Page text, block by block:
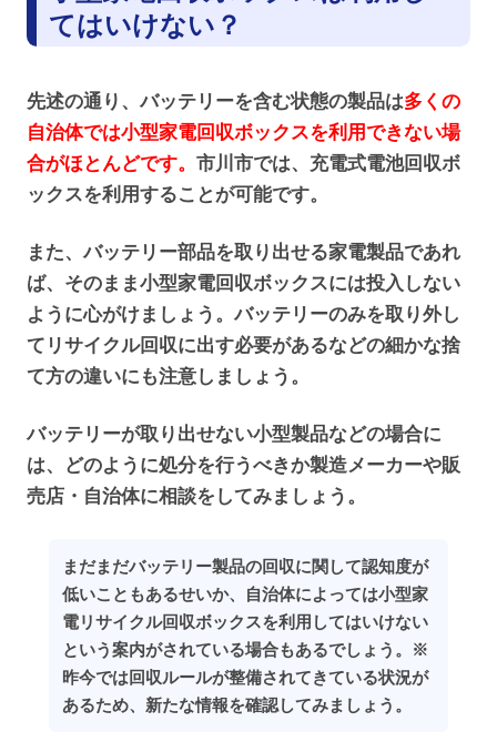
てはいけない？
先述の通り、バッテリーを含む状態の製品は多くの
自治体では小型家電回収ボックスを利用できない場
合がほとんどです。 市川市では、充電式電池回収ボ
ックスを利用することが可能です。
また、バッテリー部品を取り出せる家電製品であれ
ば、そのまま小型家電回収ボックスには投入しない
ように心がけましょう。バッテリーのみを取り外し
てリサイクル回収に出す必要があるなどの細かな捨
て方の違いにも注意しましょう。
バッテリーが取り出せない小型製品などの場合に
は、どのように処分を行うべきか製造メーカーや販
売店・自治体に相談をしてみましょう。
まだまだバッテリー製品の回収に関して認知度が
低いこともあるせいか、自治体によっては小型家
電リサイクル回収ボックスを利用してはいけない
という案内がされている場合もあるでしょう。※
昨今では回収ルールが整備されてきている状況が
あるため、新たな情報を確認してみましょう。